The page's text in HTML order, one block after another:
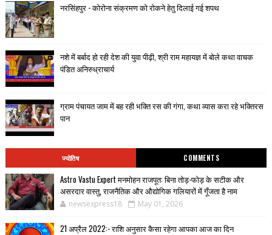
नरसिंहपुर - कोरोना संक्रमण को रोकने हेतु दिलाई गई शपथ
नशे में बर्बाद हो रही देश की युवा पीढ़ी, श्री राम महायज्ञ में बोले कथा वाचक
पंडित अनिरुध्राचार्य
ग्राम पंचायत जाम में बह रही भक्ति रस की गंगा, कथा व्यास करा रहे भक्तिरस
पान
ज्योतिष COMMENTS
Astro Vastu Expert मनमोहन राजपूत: बिना तोड़-फोड़ के सटीक और
असरदार वास्तु, राजनैतिक और औद्योगिक गलियारों में गूँजता है नाम
newsexpress18 May 01, 2026
21 अप्रैल 2022:- राशि अनुसार कैसा रहेगा आपका आज का दिन